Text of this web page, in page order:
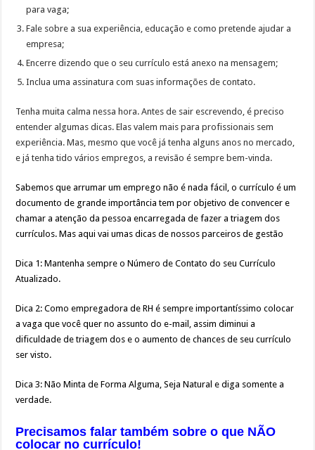
para vaga;
Fale sobre a sua experiência, educação e como pretende ajudar a
empresa;
Encerre dizendo que o seu currículo está anexo na mensagem;
Inclua uma assinatura com suas informações de contato.
Tenha muita calma nessa hora. Antes de sair escrevendo, é preciso
entender algumas dicas. Elas valem mais para profissionais sem
experiência. Mas, mesmo que você já tenha alguns anos no mercado,
e já tenha tido vários empregos, a revisão é sempre bem-vinda.
Sabemos que arrumar um emprego não é nada fácil, o currículo é um
documento de grande importância tem por objetivo de convencer e
chamar a atenção da pessoa encarregada de fazer a triagem dos
currículos. Mas aqui vai umas dicas de nossos parceiros de gestão
Dica 1: Mantenha sempre o Número de Contato do seu Currículo
Atualizado.
Dica 2: Como empregadora de RH é sempre importantíssimo colocar
a vaga que você quer no assunto do e-mail, assim diminui a
dificuldade de triagem dos e o aumento de chances de seu currículo
ser visto.
Dica 3: Não Minta de Forma Alguma, Seja Natural e diga somente a
verdade.
Precisamos falar também sobre o que NÃO
colocar no currículo!